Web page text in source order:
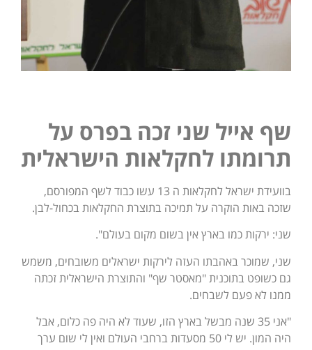
שף אייל שני זכה בפרס על
תרומתו לחקלאות הישראלית
בוועידת ישראל לחקלאות ה 13 עשו כבוד לשף המפורסם,
שזכה באות הוקרה על תמיכה בתוצרת החקלאות בכחול-לבן.
שני: ירקות כמו בארץ אין בשום מקום בעולם".
שני, שמוכר באהבתו העזה לירקות ישראלים משובחים, משמש
גם כשופט בתוכנית "מאסטר שף" והתוצרת הישראלית זכתה
ממנו לא פעם לשבחים.
"אני 35 שנה מבשל בארץ הזו, שעוד לא היה פה כלום, אבל
היה המון. יש לי 50 מסעדות ברחבי העולם ואין לי שום ערך